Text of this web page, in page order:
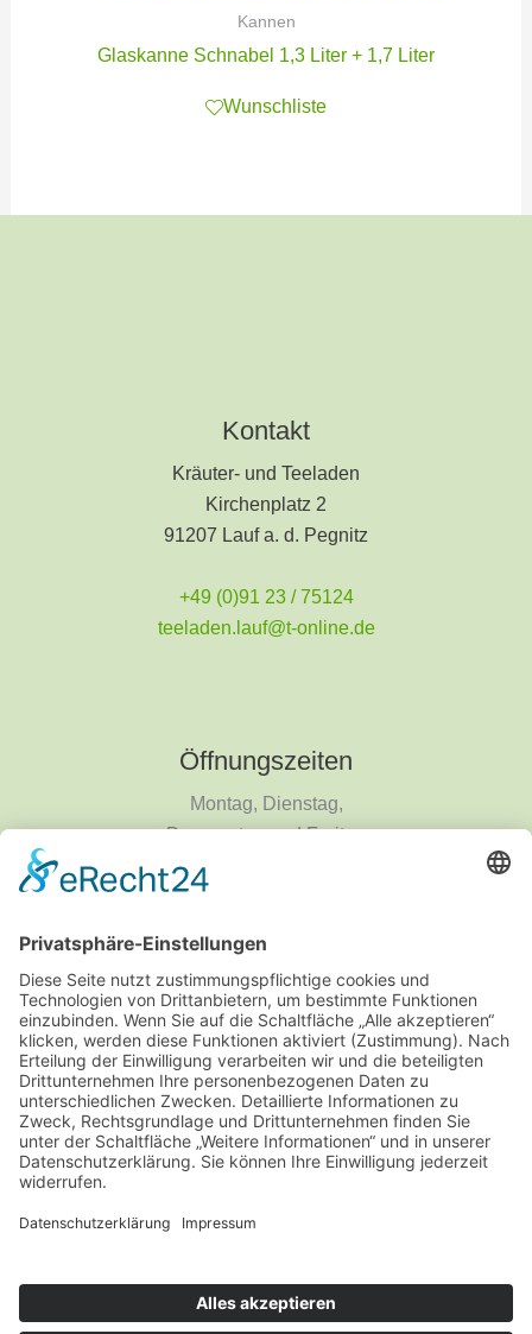
Kannen
Glaskanne Schnabel 1,3 Liter + 1,7 Liter
Wunschliste
Kontakt
Kräuter- und Teeladen
Kirchenplatz 2
91207 Lauf a. d. Pegnitz
+49 (0)91 23 / 75124
teeladen.lauf@t-online.de
Öffnungszeiten
Montag, Dienstag,
Donnerstag und Freitag
9 - 14 Uhr
Informationen
Über uns
Produktanfrage
Datenschutzerklärung